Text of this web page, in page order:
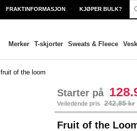
FRAKTINFORMASJON KJØPER BULK?
Merker T-skjorter Sweats & Fleece
fruit of the loom
Starter på
Veiledende pris 242,85 kr
Fruit of the